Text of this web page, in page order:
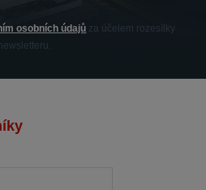
osobních údajů za účelem rozesílky